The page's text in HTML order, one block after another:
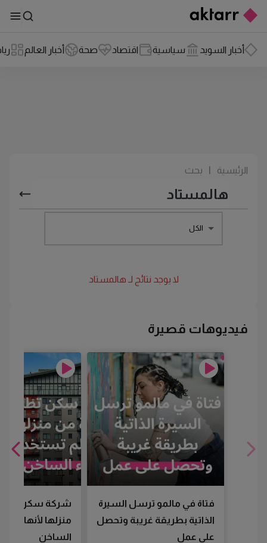
أخبار السويد سياسية اقتصاد صحة أخبار العالم
الرئيسية بحث
الكل
لا يوجد نتائج لـ هالمستاد
فيديوهات قصيرة
فتاة في مالمو ترسل السيرة
الذاتية بطريقة غريبة وتحصل
على عمل
شركة سكن
منزلها لأنها لم
الساخن